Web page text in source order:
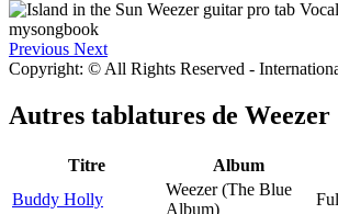
Previous Next
Copyright: © All Rights Reserved -
Autres tablatures de Weezer
Titre Album
Buddy Holly
Weezer (The Blue
Album)